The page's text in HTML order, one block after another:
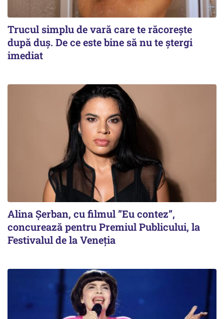
Trucul simplu de vară care te răcorește
după duș. De ce este bine să nu te ștergi
imediat
Alina Șerban, cu filmul ”Eu contez”,
concurează pentru Premiul Publicului, la
Festivalul de la Veneția